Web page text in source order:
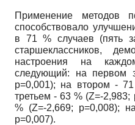
Применение методов
способствовало
в 71 % случаев (пять
старшеклассников,
настроения на
следующий: на первом
p=0,001); на втором -
третьем - 63 % (Z=-2,983;
% (Z=-2,669; p=0,008);
p=0,007).